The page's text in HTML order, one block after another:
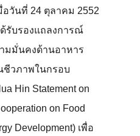
อวันที่ 24 ตุลาคม 2552
รับรองแถลงการณ์
มมั่นคงด้านอาหาร
ชีวภาพในกรอบ
Hin Statement on
on Food
Development) เพื่อ